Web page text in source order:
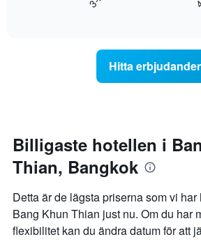
visar
det
genomsnittliga
som
hittats
under
rum
i
helgen,
sammanställt
utifrån
antalet
stjärnor.
Diagrammet
Hitta
Billigaste hotellen i
Thian, Bangkok
Detta är de lägsta priserna som vi
Bang Khun Thian just nu. Om du har
flexibilitet kan du ändra datum för att